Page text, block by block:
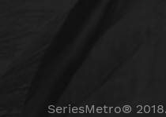
SeriesMetro®